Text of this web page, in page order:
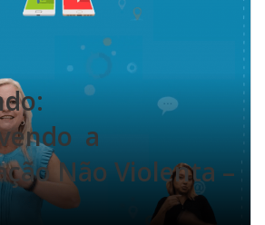
a
Não Violenta –